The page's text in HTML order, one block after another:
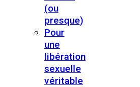
(ou
presque)
Pour
une
libération
sexuelle
véritable